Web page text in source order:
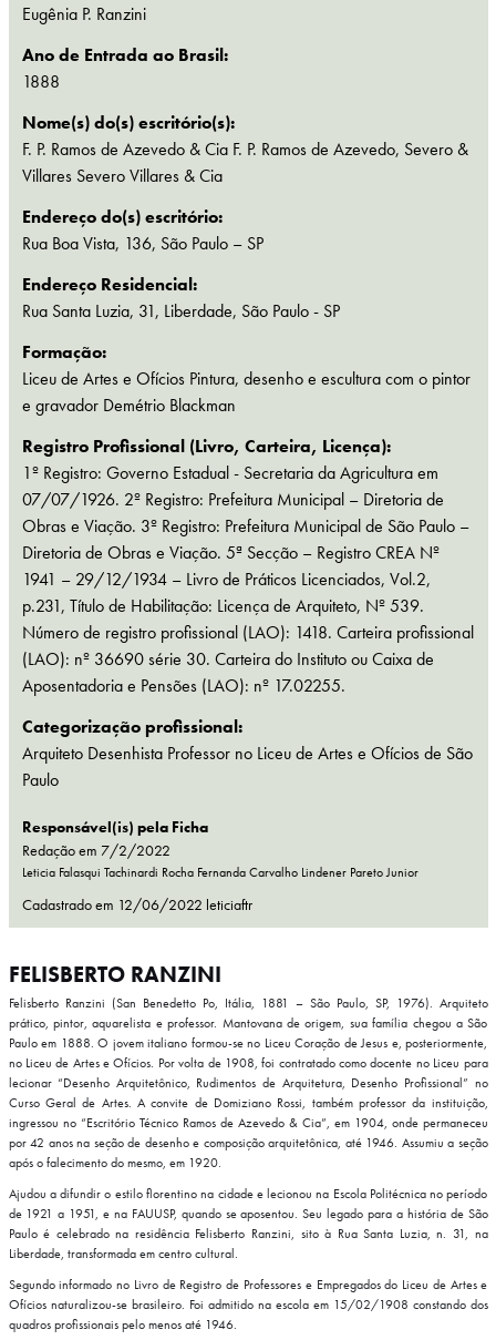
Eugênia P. Ranzini
Ano de Entrada ao Brasil:
1888
Nome(s) do(s) escritório(s):
F. P. Ramos de Azevedo & Cia F. P. Ramos de Azevedo, Severo &
Villares Severo Villares & Cia
Endereço do(s) escritório:
Rua Boa Vista, 136, São Paulo – SP
Endereço Residencial:
Rua Santa Luzia, 31, Liberdade, São Paulo - SP
Formação:
Liceu de Artes e Ofícios Pintura, desenho e escultura com o pintor
e gravador Demétrio Blackman
Registro Profissional (Livro, Carteira, Licença):
1º Registro: Governo Estadual - Secretaria da Agricultura em
07/07/1926. 2º Registro: Prefeitura Municipal – Diretoria de
Obras e Viação. 3º Registro: Prefeitura Municipal de São Paulo –
Diretoria de Obras e Viação. 5ª Secção – Registro CREA Nº
1941 – 29/12/1934 – Livro de Práticos Licenciados, Vol.2,
p.231, Título de Habilitação: Licença de Arquiteto, Nº 539.
Número de registro profissional (LAO): 1418. Carteira profissional
(LAO): nº 36690 série 30. Carteira do Instituto ou Caixa de
Aposentadoria e Pensões (LAO): nº 17.02255.
Categorização profissional:
Arquiteto Desenhista Professor no Liceu de Artes e Ofícios de São
Paulo
Responsável(is) pela Ficha
Redação em 7/2/2022
Leticia Falasqui Tachinardi Rocha Fernanda Carvalho Lindener Pareto Junior
Cadastrado em 12/06/2022 leticiaftr
FELISBERTO RANZINI
Felisberto Ranzini (San Benedetto Po, Itália, 1881 – São Paulo, SP, 1976). Arquiteto
prático, pintor, aquarelista e professor. Mantovana de origem, sua família chegou a São
Paulo em 1888. O jovem italiano formou-se no Liceu Coração de Jesus e, posteriormente,
no Liceu de Artes e Ofícios. Por volta de 1908, foi contratado como docente no Liceu para
lecionar “Desenho Arquitetônico, Rudimentos de Arquitetura, Desenho Profissional” no
Curso Geral de Artes. A convite de Domiziano Rossi, também professor da instituição,
ingressou no “Escritório Técnico Ramos de Azevedo & Cia”, em 1904, onde permaneceu
por 42 anos na seção de desenho e composição arquitetônica, até 1946. Assumiu a seção
após o falecimento do mesmo, em 1920.
Ajudou a difundir o estilo florentino na cidade e lecionou na Escola Politécnica no período
de 1921 a 1951, e na FAUUSP, quando se aposentou. Seu legado para a história de São
Paulo é celebrado na residência Felisberto Ranzini, sito à Rua Santa Luzia, n. 31, na
Liberdade, transformada em centro cultural.
Segundo informado no Livro de Registro de Professores e Empregados do Liceu de Artes e
Ofícios naturalizou-se brasileiro. Foi admitido na escola em 15/02/1908 constando dos
quadros profissionais pelo menos até 1946.